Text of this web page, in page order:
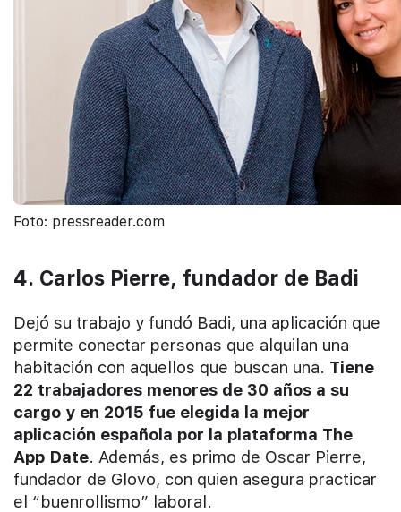
Foto: pressreader.com
4. Carlos Pierre, fundador de Badi
Dejó su trabajo y fundó Badi, una aplicación que
permite conectar personas que alquilan una
habitación con aquellos que buscan una. Tiene
22 trabajadores menores de 30 años a su
cargo y en 2015 fue elegida la mejor
aplicación española por la plataforma The
App Date. Además, es primo de Oscar Pierre,
fundador de Glovo, con quien asegura practicar
el “buenrollismo” laboral.